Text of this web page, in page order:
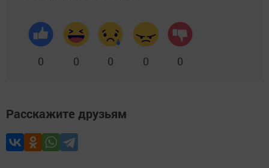
0 0 0 0 0
Расскажите друзьям